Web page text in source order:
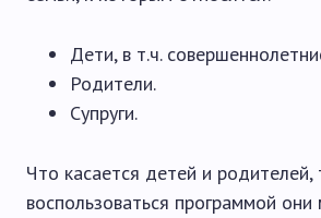
Дети, в т.ч.
Родители.
Супруги.
Что касается детей и родителей,
воспользоваться программой они